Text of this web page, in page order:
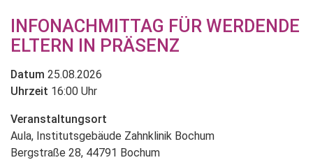
INFONACHMITTAG FÜR WERDENDE
ELTERN IN PRÄSENZ
Datum 25.08.2026
Uhrzeit 16:00 Uhr
Veranstaltungsort
Aula, Institutsgebäude Zahnklinik Bochum
Bergstraße 28, 44791 Bochum